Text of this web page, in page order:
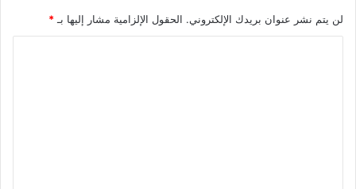
لن يتم نشر عنوان بريدك الإلكتروني. الحقول الإلزامية مشار إليها بـ *